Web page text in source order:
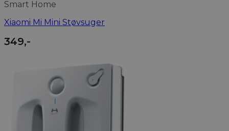
Smart Home
Xiaomi Mi Mini Støvsuger
349,-